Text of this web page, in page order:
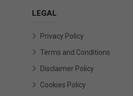
LEGAL
Privacy Policy
Terms and Conditions
Disclaimer Policy
Cookies Policy